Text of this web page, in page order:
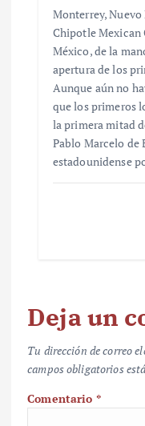
Monterrey,
Chipotle Mexican
México, de la
apertura de los
Aunque aún no
que los primeros
la primera mitad
Pablo Marcelo de
estadounidense
Deja un
Tu dirección de correo
campos obligatorios
Comentario *